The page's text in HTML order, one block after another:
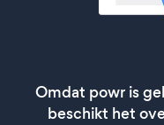
Omdat powr is
beschikt het